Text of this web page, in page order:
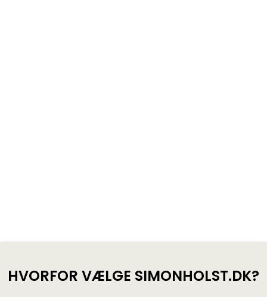
HVORFOR VÆLGE SIMONHOLST.DK?